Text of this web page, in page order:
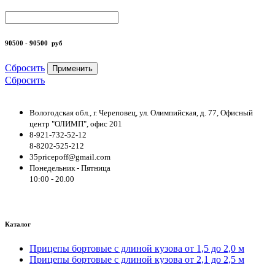
90500 - 90500 руб
Сбросить Применить
Сбросить
Вологодская обл., г. Череповец, ул. Олимпийская, д. 77, Офисный
центр "ОЛИМП", офис 201
8-921-732-52-12
8-8202-525-212
35pricepoff@gmail.com
Понедельник - Пятница
10:00 - 20.00
Каталог
Прицепы бортовые с длиной кузова от 1,5 до 2,0 м
Прицепы бортовые с длиной кузова от 2,1 до 2,5 м